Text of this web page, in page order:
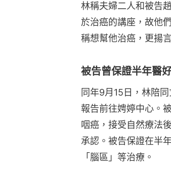
林稱夫婦二人和被告
於治癌的講座，故他
稱想幫他治癌，更揚
被告曾保證半年醫
同年9月15日，林陪
報告前往娉婷中心。
咽癌，接受自然療法
承認。被告保證在半
「腦區」等治療。